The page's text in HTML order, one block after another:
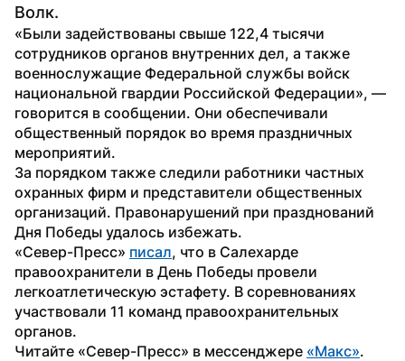
Волк.
«Были задействованы свыше 122,4 тысячи
сотрудников органов внутренних дел, а также
военнослужащие Федеральной службы войск
национальной гвардии Российской Федерации», —
говорится в сообщении. Они обеспечивали
общественный порядок во время праздничных
мероприятий.
За порядком также следили работники частных
охранных фирм и представители общественных
организаций. Правонарушений при празднований
Дня Победы удалось избежать.
«Север-Пресс» писал, что в Салехарде
правоохранители в День Победы провели
легкоатлетическую эстафету. В соревнованиях
участвовали 11 команд правоохранительных
органов.
Читайте «Север-Пресс» в мессенджере «Макс».